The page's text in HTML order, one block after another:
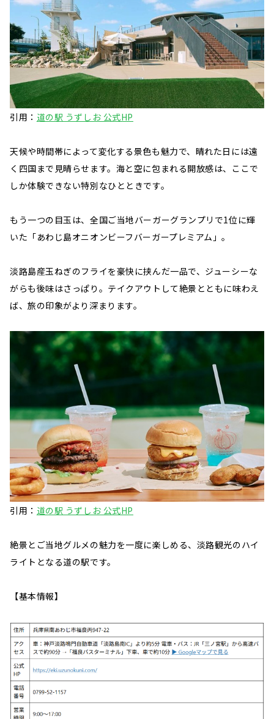
引用： 道の駅 うずしお 公式HP
天候や時間帯によって変化する景色も魅力で、晴れた日には遠
く四国まで見晴らせます。海と空に包まれる開放感は、ここで
しか体験できない特別なひとときです。
もう一つの目玉は、全国ご当地バーガーグランプリで1位に輝
いた「あわじ島オニオンビーフバーガープレミアム」。
淡路島産玉ねぎのフライを豪快に挟んだ一品で、ジューシーな
がらも後味はさっぱり。テイクアウトして絶景とともに味わえ
ば、旅の印象がより深まります。
引用： 道の駅 うずしお 公式HP
絶景とご当地グルメの魅力を一度に楽しめる、淡路観光のハイ
ライトとなる道の駅です。
【基本情報】